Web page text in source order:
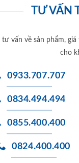
TƯ VẤN
vấn về sản phẩm,
cho
0933.707.707
0834.494.494
0855.400.400
0824.400.400